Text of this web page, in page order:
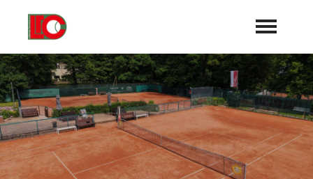
Startseite
Aktuelles
Termine
Mannschaften